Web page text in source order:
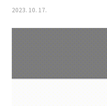
지 마이크로소프트웨어인지 가물가
던 것 같다. 아마도 마이크로소프트
포 되었을 것이다. 아무튼 당시 CD
찾아 헤맸던 기억이 난다. 구입하려
얼마 남지 않았던 터라 정말 어렵게
https://bbs.ruliweb.com/
2023. 10. 17.